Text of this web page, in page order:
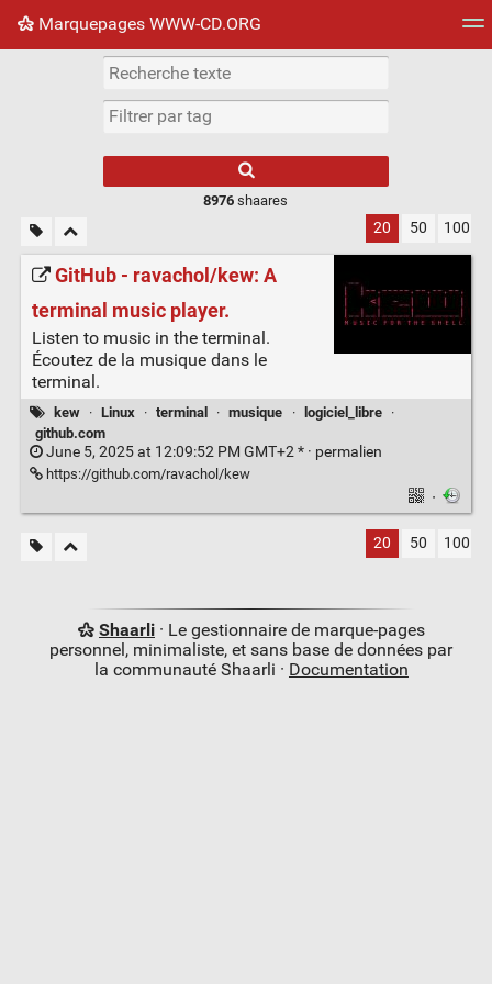
Marquepages WWW-CD.ORG
Nuage de tags Mur d'images
8976 shaares
20 50 100
GitHub - ravachol/kew: A
terminal music player.
Listen to music in the terminal.
Écoutez de la musique dans le
terminal.
kew · Linux · terminal · musique · logiciel_libre
·
github.com
June 5, 2025 at 12:09:52 PM GMT+2 * · permalien
https://github.com/ravachol/kew
·
20 50 100
Shaarli· Le gestionnaire de marque-pages
personnel, minimaliste, et sans base de données par
la communauté Shaarli · Documentation